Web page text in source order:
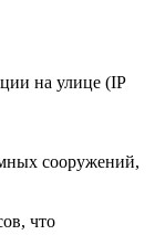
на улице (IP
сооружений,
что